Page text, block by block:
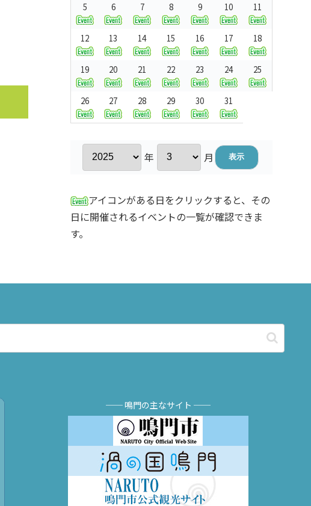
5 6 7 8 9 10 11
12 13 14 15 16 17 18
19 20 21 22 23 24 25
26 27 28 29 30 31
年 月
アイコンがある日をクリックすると、その
日に開催されるイベントの一覧が確認できま
す。
── 鳴門の主なサイト ──